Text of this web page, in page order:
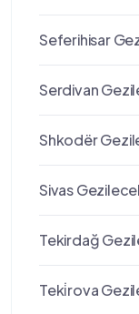
Seferihisar
Serdivan
Shkodër
Sivas
Tekirdağ
Teki̇rova